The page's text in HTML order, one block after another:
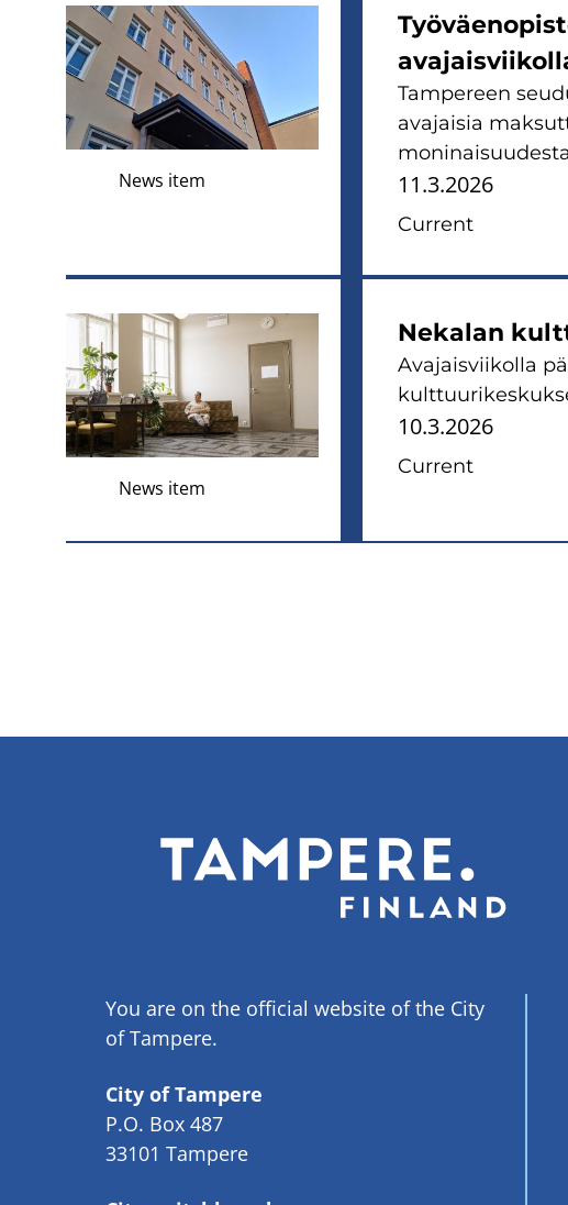
News item
Tampereen
avajaisia
11.3.2026
Current
News item
Nekalan
Avajaisviikolla
10.3.2026
Current
You are on the official website of the City
of Tampere.
City of Tampere
P.O. Box 487
33101 Tampere